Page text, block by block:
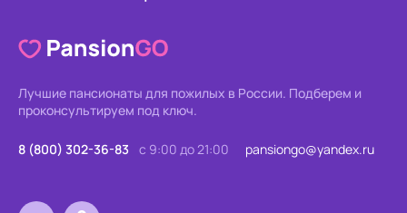
Лучшие пансионаты для пожилых в России. Подберем и
проконсультируем под ключ.
8 (800) 302-36-83 с 9:00 до 21:00 pansiongo@yandex.ru